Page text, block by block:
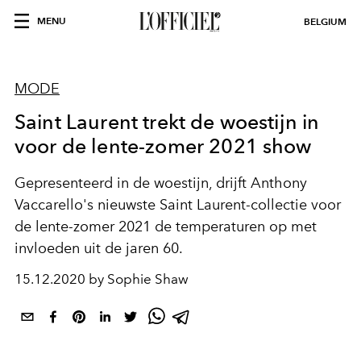
MENU BELGIUM
MODE
Saint Laurent trekt de woestijn in
voor de lente-zomer 2021 show
Gepresenteerd in de woestijn, drijft Anthony
Vaccarello's nieuwste Saint Laurent-collectie voor
de lente-zomer 2021 de temperaturen op met
invloeden uit de jaren 60.
15.12.2020 by Sophie Shaw